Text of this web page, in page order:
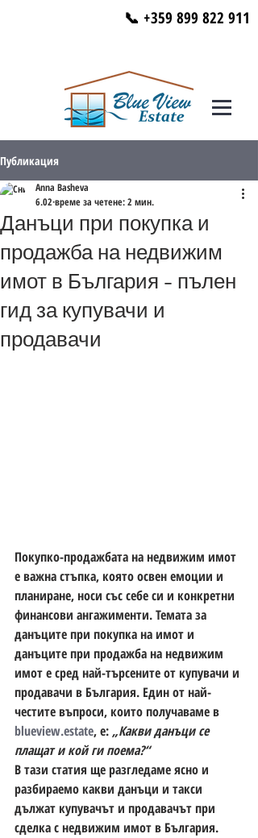
📞 +359 899 822 911
Публикация
Данъци при покупка и
продажба на недвижим
имот в България – пълен
гид за купувачи и
продавачи
Anna Basheva
6.02 време за четене: 2 мин.
Покупко-продажбата на недвижим имот
е важна стъпка, която освен емоции и
планиране, носи със себе си и конкретни
финансови ангажименти. Темата за
данъците при покупка на имот и
данъците при продажба на недвижим
имот е сред най-търсените от купувачи и
продавачи в България. Един от най-
честите въпроси, които получаваме в
blueview.estate, е: „Какви данъци се
плащат и кой ги поема?“
В тази статия ще разгледаме ясно и
разбираемо какви данъци и такси
дължат купувачът и продавачът при
сделка с недвижим имот в България.